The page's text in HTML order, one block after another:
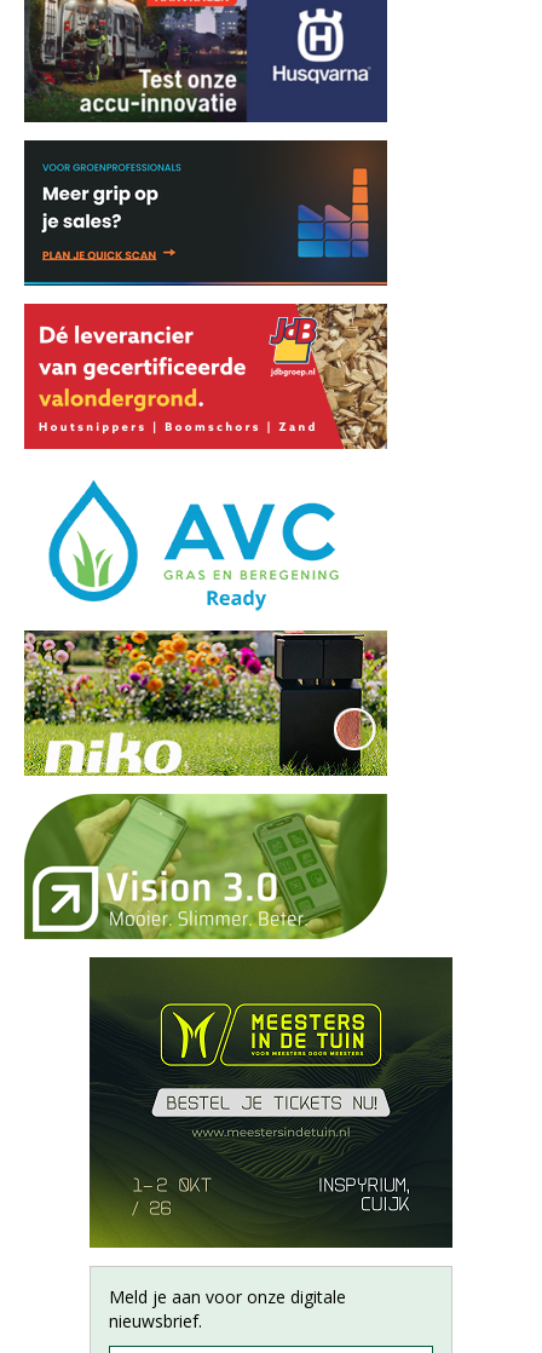
Meld je aan voor onze digitale
nieuwsbrief.